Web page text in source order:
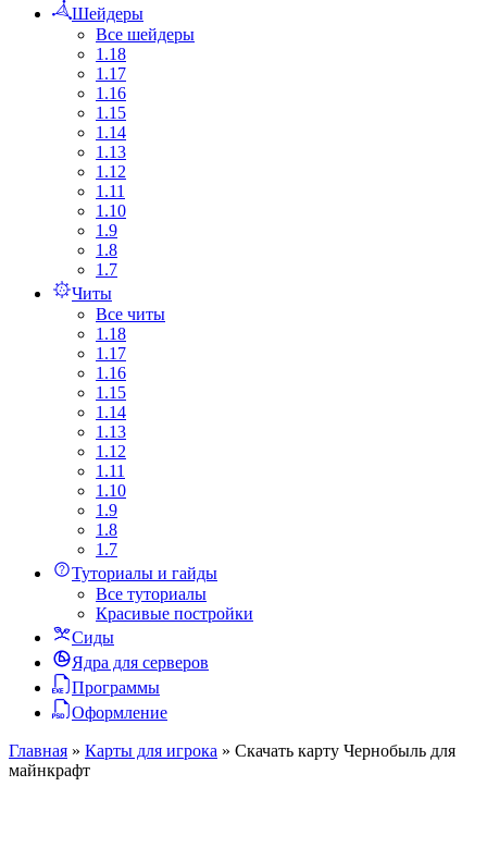
Шейдеры
Все шейдеры
1.18
1.17
1.16
1.15
1.14
1.13
1.12
1.11
1.10
1.9
1.8
1.7
Читы
Все читы
1.18
1.17
1.16
1.15
1.14
1.13
1.12
1.11
1.10
1.9
1.8
1.7
Туториалы и гайды
Все туториалы
Красивые постройки
Сиды
Ядра для серверов
Программы
Оформление
Главная » Карты для игрока » Скачать карту Чернобыль для
майнкрафт